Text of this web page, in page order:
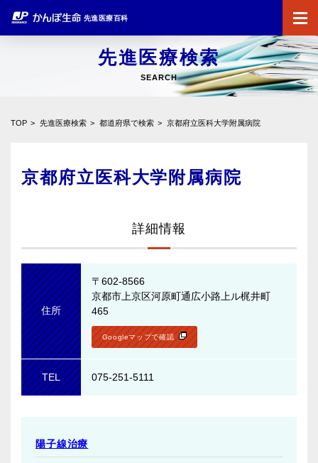
先進医療百科
先進医療検索
SEARCH
TOP 先進医療検索 都道府県で検索 京都府立医科大学附属病院
京都府立医科大学附属病院
詳細情報
住所
〒602-8566
京都市上京区河原町通広小路上ル梶井町
465
Googleマップで確認
TEL 075-251-5111
陽子線治療